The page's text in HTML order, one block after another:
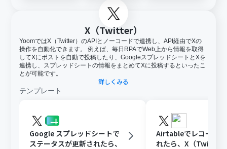
X（Twitter）
YoomではX（Twitter）のAPIとノーコードで連携し、API経由でXの
操作を自動化できます。 例えば、毎日RPAでWeb上から情報を取得
してXにポストを自動で投稿したり、GoogleスプレッドシートとXを
連携し、スプレッドシートの情報をまとめてXに投稿するといったこ
とが可能です。
詳しくみる
テンプレート
Google スプレッドシートで
ステータスが更新されたら、
Airtableでレコード
れたら、X（Twitter